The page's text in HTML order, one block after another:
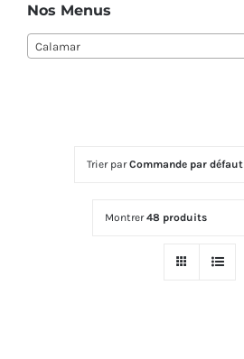
Trier parCommande par défaut
Montrer48 produits
Nos Menus
Calamar